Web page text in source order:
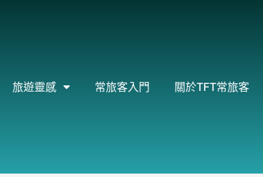
旅遊靈感 常旅客入門 關於TFT常旅客